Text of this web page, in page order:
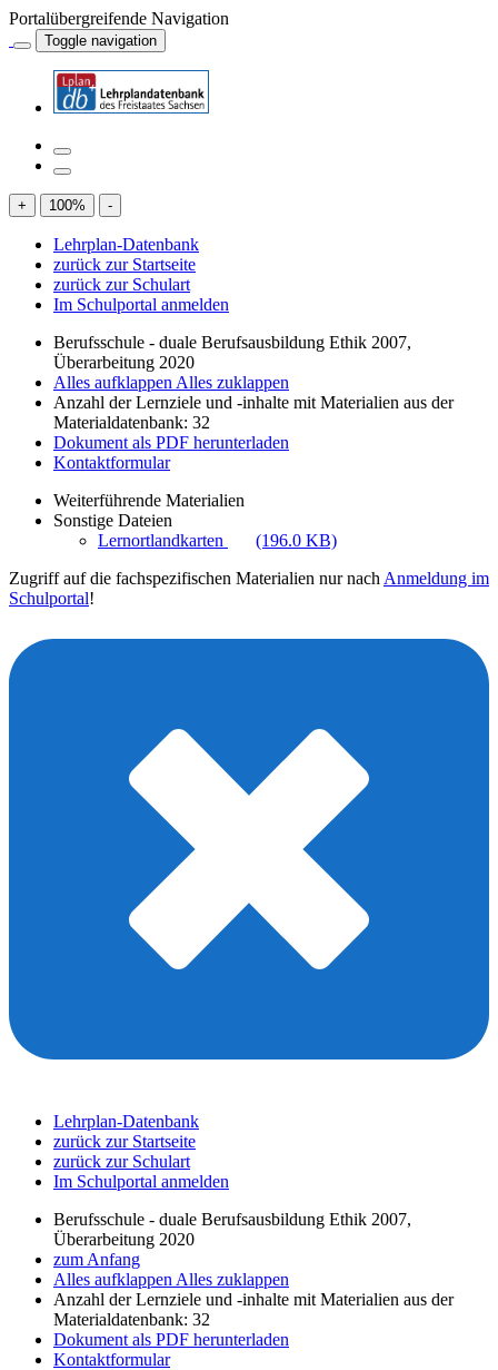
Portalübergreifende Navigation
Toggle navigation
+ 100% -
Lehrplan-Datenbank
zurück zur Startseite
zurück zur Schulart
Im Schulportal anmelden
Berufsschule - duale Berufsausbildung Ethik 2007,
Überarbeitung 2020
Alles aufklappen Alles zuklappen
Anzahl der Lernziele und -inhalte mit Materialien aus der
Materialdatenbank: 32
Dokument als PDF herunterladen
Kontaktformular
Weiterführende Materialien
Sonstige Dateien
Lernortlandkarten
(196.0 KB)
Zugriff auf die fachspezifischen Materialien nur nach Anmeldung im
Schulportal!
Lehrplan-Datenbank
zurück zur Startseite
zurück zur Schulart
Im Schulportal anmelden
Berufsschule - duale Berufsausbildung Ethik 2007,
Überarbeitung 2020
zum Anfang
Alles aufklappen Alles zuklappen
Anzahl der Lernziele und -inhalte mit Materialien aus der
Materialdatenbank: 32
Dokument als PDF herunterladen
Kontaktformular